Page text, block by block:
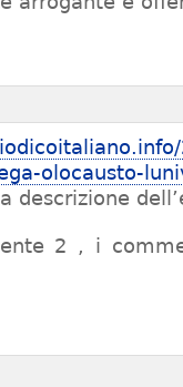
olocausto-
descrizione
2 , i